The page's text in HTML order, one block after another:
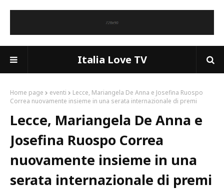
Italia Love TV
Home page eventi
Lecce, Mariangela De Anna e Josefina Ruospo
Correa nuovamente insieme in una serata internazionale di premi
Lecce, Mariangela De Anna e
Josefina Ruospo Correa
nuovamente insieme in una
serata internazionale di premi